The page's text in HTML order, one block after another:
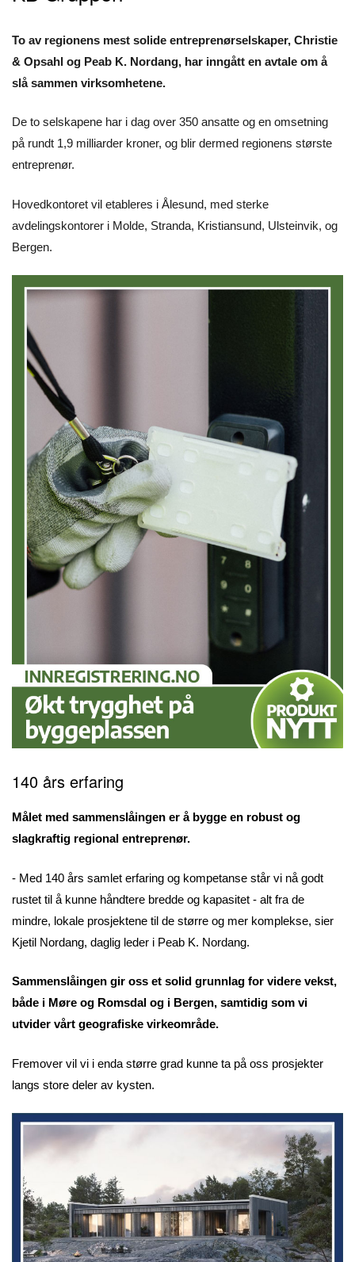
To av regionens mest solide entreprenørselskaper, Christie
& Opsahl og Peab K. Nordang, har inngått en avtale om å
slå sammen virksomhetene.
De to selskapene har i dag over 350 ansatte og en omsetning
på rundt 1,9 milliarder kroner, og blir dermed regionens største
entreprenør.
Hovedkontoret vil etableres i Ålesund, med sterke
avdelingskontorer i Molde, Stranda, Kristiansund, Ulsteinvik, og
Bergen.
140 års erfaring
Målet med sammenslåingen er å bygge en robust og
slagkraftig regional entreprenør.
- Med 140 års samlet erfaring og kompetanse står vi nå godt
rustet til å kunne håndtere bredde og kapasitet - alt fra de
mindre, lokale prosjektene til de større og mer komplekse, sier
Kjetil Nordang, daglig leder i Peab K. Nordang.
Sammenslåingen gir oss et solid grunnlag for videre vekst,
både i Møre og Romsdal og i Bergen, samtidig som vi
utvider vårt geografiske virkeområde.
Fremover vil vi i enda større grad kunne ta på oss prosjekter
langs store deler av kysten.